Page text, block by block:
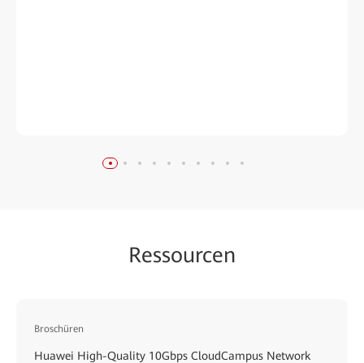
Ressourcen
Broschüren
Huawei High-Quality 10Gbps CloudCampus Network